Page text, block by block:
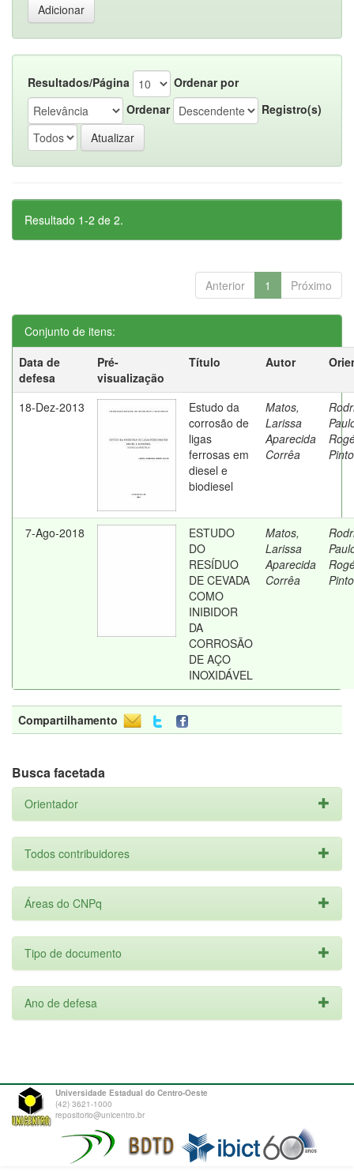
Resultados/Página
Ordenar por
Ordenar
Registro(s)
Resultado 1-2 de 2.
Anterior 1 Próximo
Conjunto de itens:
Data de
defesa
Pré-
visualização
Título Autor
18-Dez-2013
Estudo da
corrosão de
ligas
ferrosas em
diesel e
biodiesel
Matos,
Larissa
Aparecida
Corrêa
Pinto
7-Ago-2018
ESTUDO
DO
RESÍDUO
DE CEVADA
COMO
INIBIDOR
DA
CORROSÃO
DE AÇO
INOXIDÁVEL
Matos,
Larissa
Aparecida
Corrêa
Pinto
Compartilhamento
Busca facetada
Orientador
Todos contribuidores
Áreas do CNPq
Tipo de documento
Ano de defesa
Universidade Estadual do Centro-Oeste
(42) 3621-1000
repositorio@unicentro.br